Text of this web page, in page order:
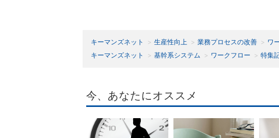
キーマンズネット 生産性向上 業務プロセスの改善 ワ
キーマンズネット
基幹系システム ワークフロー 特集